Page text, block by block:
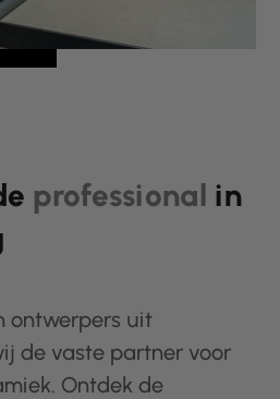
professional in
ontwerpers uit
de vaste partner voor
Ontdek de